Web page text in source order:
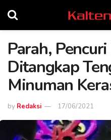
Parah,
Ditangkap
Minuman
by Redaksi 17/06/2021